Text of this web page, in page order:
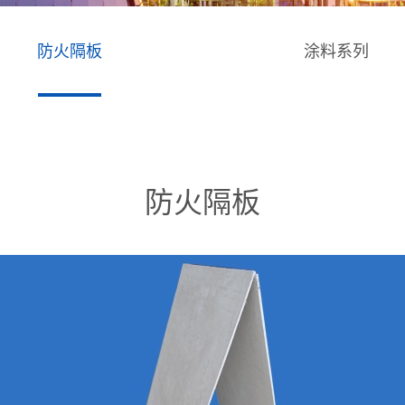
防火隔板 涂料系列
防火隔板